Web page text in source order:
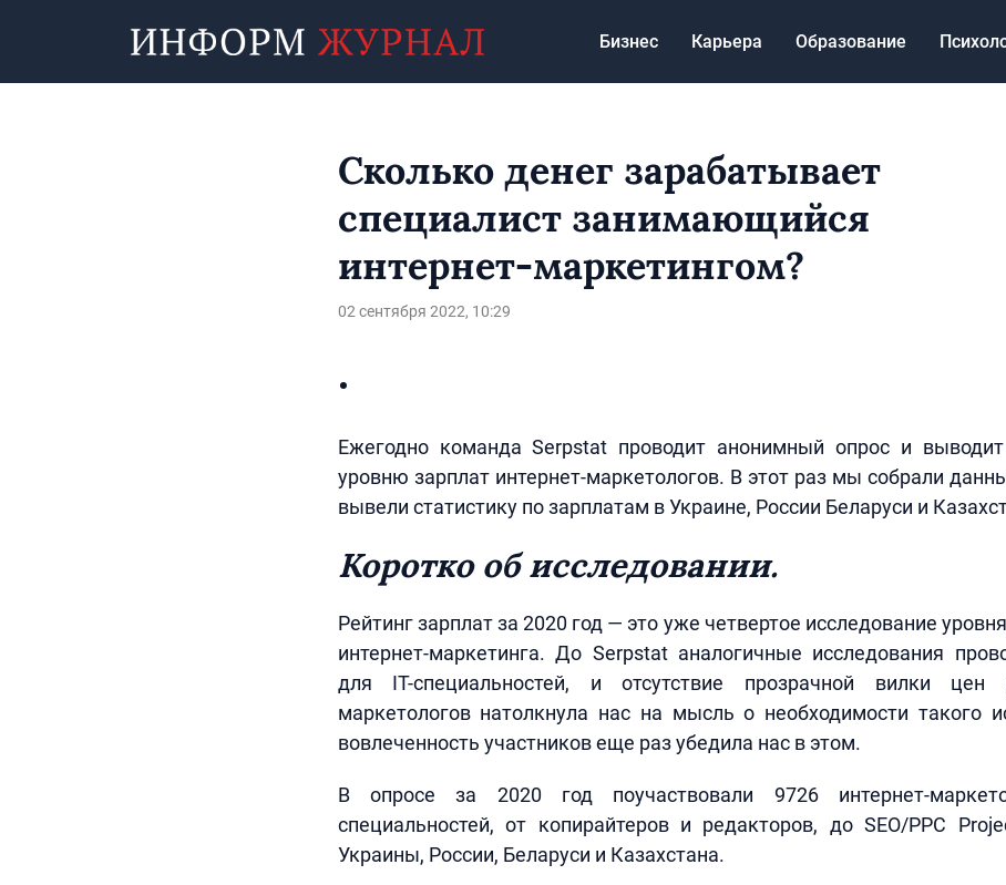
Бизнес Карьера Образование
Сколько денег зарабатывает
специалист занимающийся
интернет-маркетингом?
02 сентября 2022, 10:29
Ежегодно команда Serpstat проводит анонимный опрос и выводит
уровню зарплат интернет-маркетологов. В этот раз мы собрали
вывели статистику по зарплатам в Украине, России Беларуси и
Коротко об исследовании.
Рейтинг зарплат за 2020 год — это уже четвертое исследование
интернет-маркетинга. До Serpstat аналогичные исследования
для IT-специальностей, и отсутствие прозрачной вилки цен
маркетологов натолкнула нас на мысль о необходимости такого
вовлеченность участников еще раз убедила нас в этом.
В опросе за 2020 год поучаствовали 9726 интернет-
специальностей, от копирайтеров и редакторов, до SEO/PPC
Украины, России, Беларуси и Казахстана.